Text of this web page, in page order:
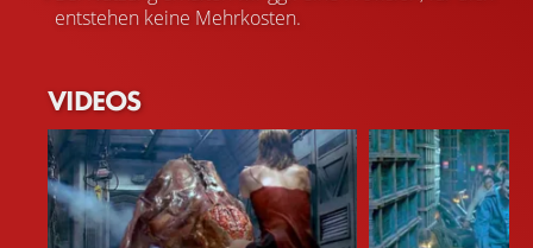
entstehen keine Mehrkosten.
VIDEOS